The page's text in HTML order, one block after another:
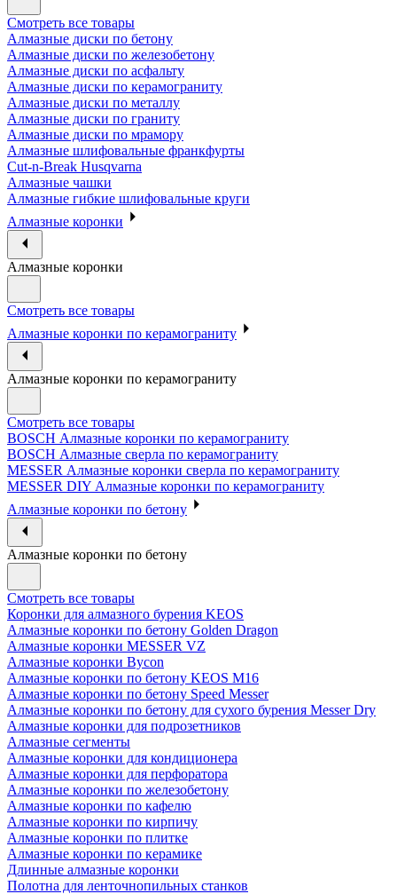
Смотреть все товары
Алмазные диски по бетону
Алмазные диски по железобетону
Алмазные диски по асфальту
Алмазные диски по керамограниту
Алмазные диски по металлу
Алмазные диски по граниту
Алмазные диски по мрамору
Алмазные шлифовальные франкфурты
Cut-n-Break Husqvarna
Алмазные чашки
Алмазные гибкие шлифовальные круги
Алмазные коронки
Алмазные коронки
Смотреть все товары
Алмазные коронки по керамограниту
Алмазные коронки по керамограниту
Смотреть все товары
BOSCH Алмазные коронки по керамограниту
BOSCH Алмазные сверла по керамограниту
MESSER Алмазные коронки сверла по керамограниту
MESSER DIY Алмазные коронки по керамограниту
Алмазные коронки по бетону
Алмазные коронки по бетону
Смотреть все товары
Коронки для алмазного бурения KEOS
Алмазные коронки по бетону Golden Dragon
Алмазные коронки MESSER VZ
Алмазные коронки Bycon
Алмазные коронки по бетону KEOS M16
Алмазные коронки по бетону Speed Messer
Алмазные коронки по бетону для сухого бурения Messer Dry
Алмазные коронки для подрозетников
Алмазные сегменты
Алмазные коронки для кондиционера
Алмазные коронки для перфоратора
Алмазные коронки по железобетону
Алмазные коронки по кафелю
Алмазные коронки по кирпичу
Алмазные коронки по плитке
Алмазные коронки по керамике
Длинные алмазные коронки
Полотна для ленточнопильных станков